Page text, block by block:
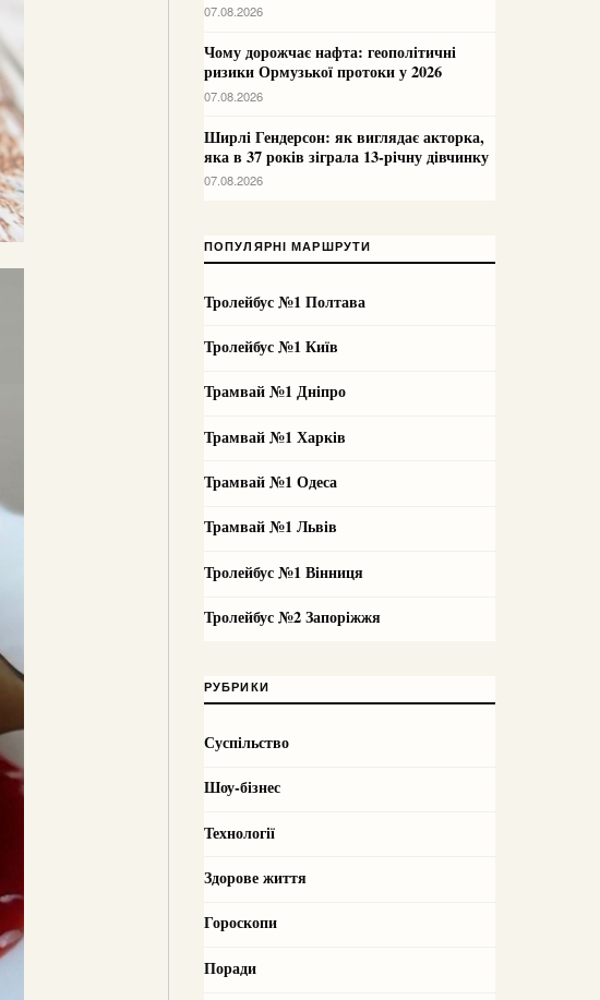
07.08.2026
Чому дорожчає нафта: геополітичні
ризики Ормузької протоки у 2026
07.08.2026
Ширлі Гендерсон: як виглядає акторка,
яка в 37 років зіграла 13-річну дівчинку
07.08.2026
ПОПУЛЯРНІ МАРШРУТИ
Тролейбус №1 Полтава
Тролейбус №1 Київ
Трамвай №1 Дніпро
Трамвай №1 Харків
Трамвай №1 Одеса
Трамвай №1 Львів
Тролейбус №1 Вінниця
Тролейбус №2 Запоріжжя
РУБРИКИ
Суспільство
Шоу-бізнес
Технології
Здорове життя
Гороскопи
Поради